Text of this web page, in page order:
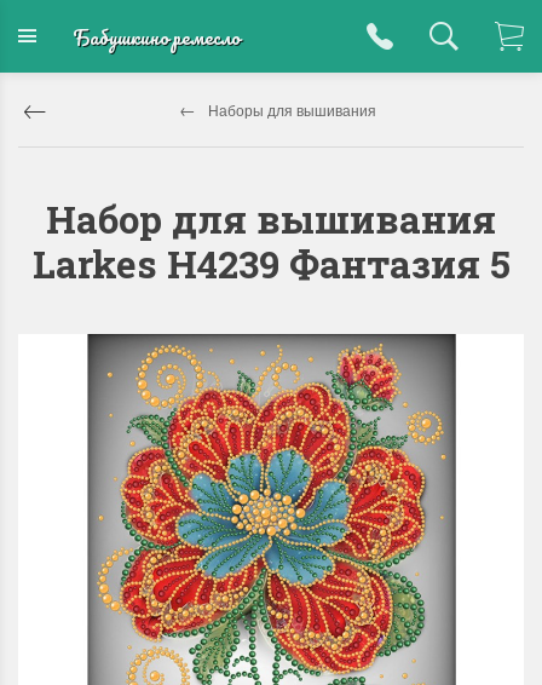
Бабушкино ремесло
Наборы для вышивания
Набор для вышивания
Larkes Н4239 Фантазия 5